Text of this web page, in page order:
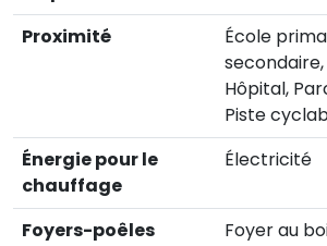
Proximité
École
Hôpital,
Piste
Énergie pour le
chauffage
Électricité
Foyers-poêles
Foyer au